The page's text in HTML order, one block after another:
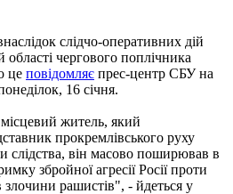
слідчо-оперативних дій
чергового поплічника
це повідомляє прес-центр СБУ на
16 січня.
житель, який
прокремлівського руху
слідства, він масово поширював в
збройної агресії Росії проти
рашистів", - йдеться у